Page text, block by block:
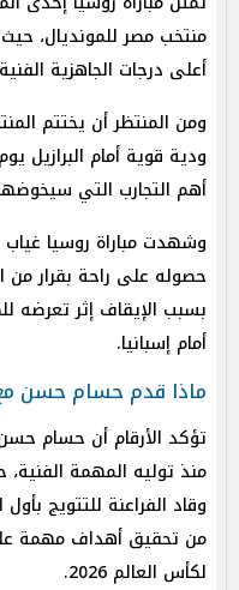
منتخب مصر للمونديال،
أعلى درجات الجاهزية
ومن المنتظر أن يختتم
أهم التجارب التي
وشهدت مباراة روسيا
حصوله على راحة بقرار
بسبب الإيقاف إثر تعرضه
أمام إسبانيا.
ماذا قدم حسام حسن
تؤكد الأرقام أن حسام
وقاد الفراعنة للتتويج
من تحقيق أهداف مهمة
لكأس العالم 2026.